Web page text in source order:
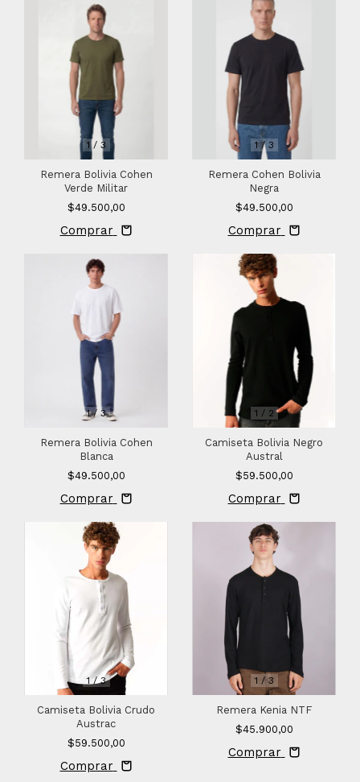
1/ 3
Remera Bolivia Cohen
Verde Militar
$49.500,00
Comprar
1/ 3
Remera Cohen Bolivia
Negra
$49.500,00
Comprar
1/ 3
Remera Bolivia Cohen
Blanca
$49.500,00
Comprar
1 / 2
Camiseta Bolivia Negro
Austral
$59.500,00
Comprar
1/3
Camiseta Bolivia Crudo
Austrac
$59.500,00
Comprar
1 /3
Remera Kenia NTF
$45.900,00
Comprar